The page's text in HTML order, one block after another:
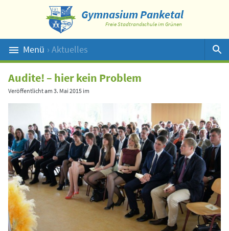
Gymnasium Panketal
Freie Stadtrandschule im Grünen
Menü › Aktuelles
Suche
Audite! – hier kein Problem
Veröffentlicht am 3. Mai 2015 im